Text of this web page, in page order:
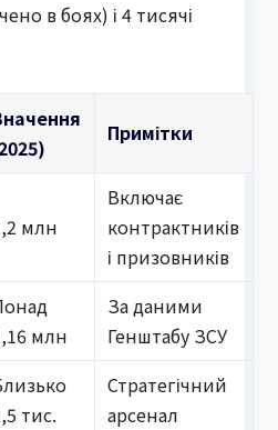
в боях) і 4 тисячі
Примітки
млн
Включає
контрактників
і призовників
млн
За даними
Генштабу ЗСУ
тис.
Стратегічний
арсенал